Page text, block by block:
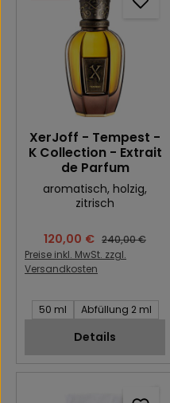
XerJoff - Tempest -
K Collection - Extrait
de Parfum
aromatisch, holzig,
zitrisch
Verkaufspreis:
120,00 € Regulärer Preis:
240,00 €
Preise inkl. MwSt. zzgl.
Versandkosten
Inhalt des Artikel:
50 ml Abfüllung 2 ml
Details